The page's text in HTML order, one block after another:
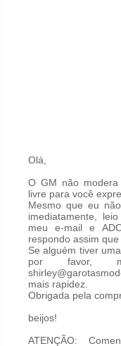
Olá,
O GM não
livre para você
Mesmo que eu
imediatamente,
meu e-mail e
respondo assim que
Se alguém tiver
por favor,
mais rapidez.
Obrigada pela
beijos!
ATENÇÃO: